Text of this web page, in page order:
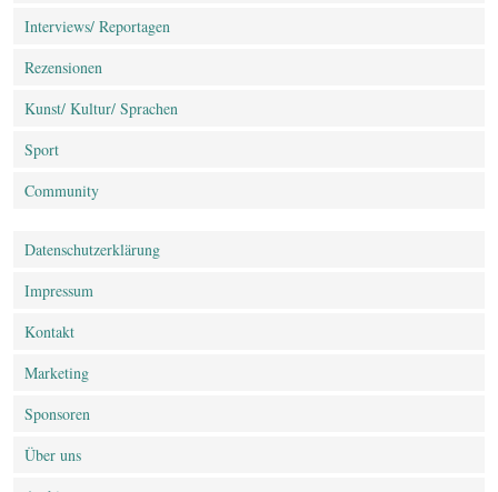
Interviews/ Reportagen
Rezensionen
Kunst/ Kultur/ Sprachen
Sport
Community
Datenschutz­erklärung
Impressum
Kontakt
Marketing
Sponsoren
Über uns